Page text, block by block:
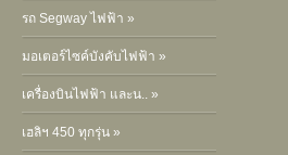
รถ Segway ไฟฟ้า »
มอเตอร์ไซค์บังคับไฟฟ้า »
เครื่องบินไฟฟ้า และน.. »
เฮลิฯ 450 ทุกรุ่น »